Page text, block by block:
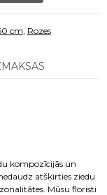
cm Rozes
kompozīcijās un
atšķirties ziedu
Mūsu floristi